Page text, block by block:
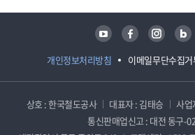
개인정보처리방침 이메일무단수집거
유튜브 페이스북 인스타그램 블로그
상호 : 한국철도공사 대표자 : 김태승
사업
통신판매업신고 : 대전 동구-